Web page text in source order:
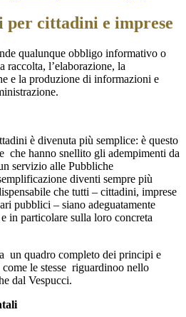
cittadini e imprese
qualunque obbligo informativo o
raccolta, l’elaborazione, la
e la produzione di informazioni e
è divenuta più semplice: è questo
che hanno snellito gli adempimenti da
servizio alle Pubbliche
diventi sempre più
che tutti – cittadini, imprese
pubblici – siano adeguatamente
in particolare sulla loro concreta
un quadro completo dei principi e
le stesse riguardinoo nello
dal Vespucci.